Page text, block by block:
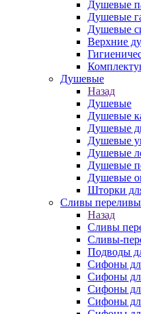
Душевые
Душевые
Душевые
Верхние
Душевые
Назад
Душевые
Душевые
Душевые
Душевые
Душевые
Душевые
Душевые
Шторки
Сливы
Назад
Сливы
Сливы-
Подводы
Сифоны
Сифоны
Сифоны
Сифоны